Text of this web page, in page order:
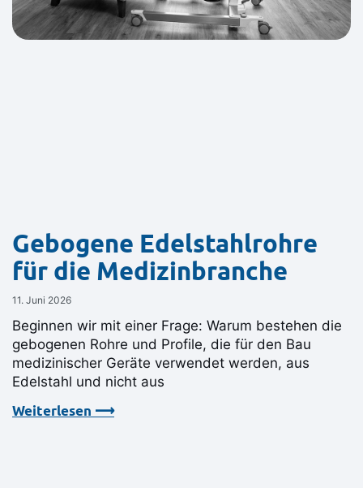
Gebogene Edelstahlrohre
für die Medizinbranche
11. Juni 2026
Beginnen wir mit einer Frage: Warum bestehen die
gebogenen Rohre und Profile, die für den Bau
medizinischer Geräte verwendet werden, aus
Edelstahl und nicht aus
Weiterlesen ⟶